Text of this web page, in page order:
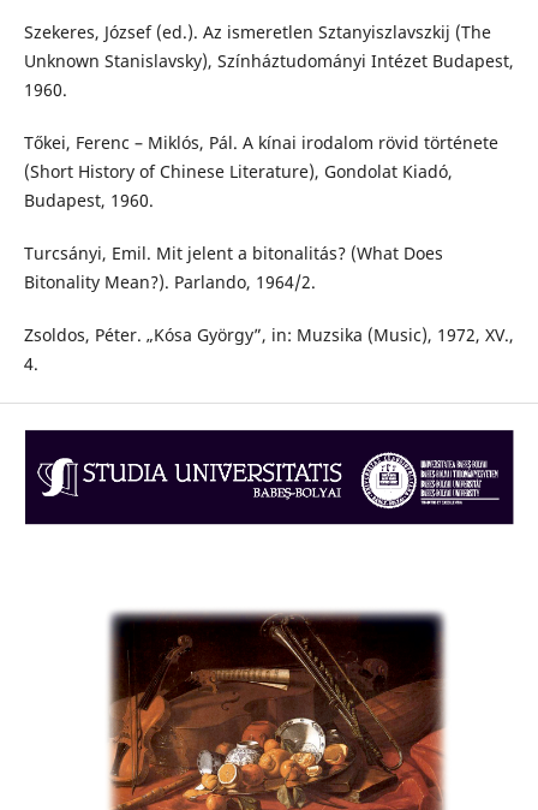
Szekeres, József (ed.). Az ismeretlen Sztanyiszlavszkij (The
Unknown Stanislavsky), Színháztudományi Intézet Budapest,
1960.
Tőkei, Ferenc – Miklós, Pál. A kínai irodalom rövid története
(Short History of Chinese Literature), Gondolat Kiadó,
Budapest, 1960.
Turcsányi, Emil. Mit jelent a bitonalitás? (What Does
Bitonality Mean?). Parlando, 1964/2.
Zsoldos, Péter. „Kósa György”, in: Muzsika (Music), 1972, XV.,
4.